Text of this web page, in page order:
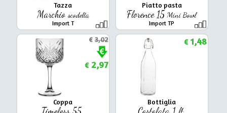
Tazza
Marchio scodella
Import T
Piatto pasta
Florence 15Mini Bowl
Import TP
Coppa
€3,02
€2,97
Bottiglia
€1,48